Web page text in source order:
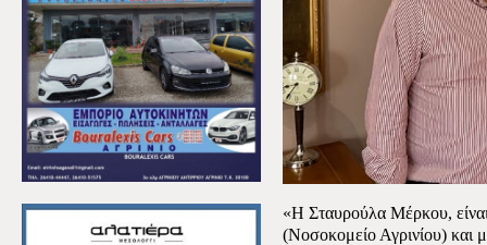
«Η Σταυρούλα Μέρκου,
(Νοσοκομείο Αγρινίου) και